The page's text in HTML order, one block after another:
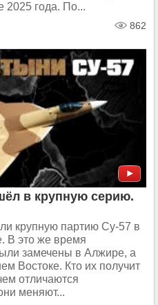
2025 года. По...
862
в крупную серию.
крупную партию Су-57 в
В это же время
замечены в Алжире, а
Востоке. Кто их получит
отличаются
меняют...